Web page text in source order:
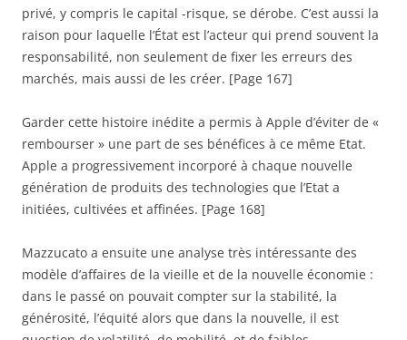
privé, y compris le capital -risque, se dérobe. C’est aussi la
raison pour laquelle l’État est l’acteur qui prend souvent la
responsabilité, non seulement de fixer les erreurs des
marchés, mais aussi de les créer. [Page 167]
Garder cette histoire inédite a permis à Apple d’éviter de «
rembourser » une part de ses bénéfices à ce même Etat.
Apple a progressivement incorporé à chaque nouvelle
génération de produits des technologies que l’Etat a
initiées, cultivées et affinées. [Page 168]
Mazzucato a ensuite une analyse très intéressante des
modèle d’affaires de la vieille et de la nouvelle économie :
dans le passé on pouvait compter sur la stabilité, la
générosité, l’équité alors que dans la nouvelle, il est